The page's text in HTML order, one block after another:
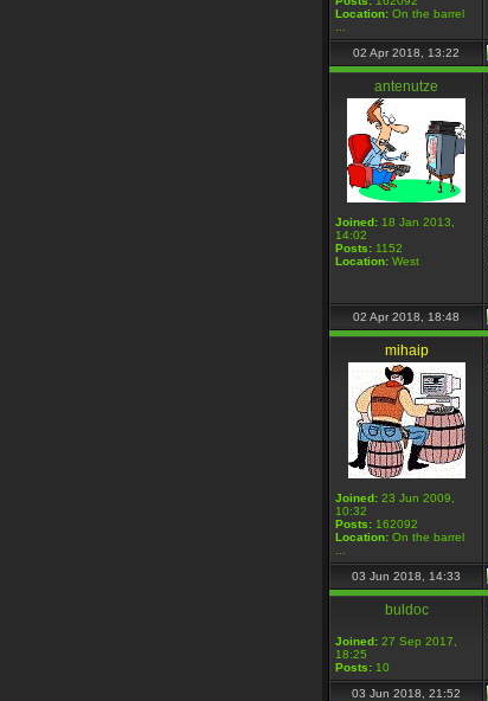
Location: On the barrel
02 Apr 2018, 13:22
antenutze
Joined: 18 Jan 2013,
14:02
Posts: 1152
Location: West
02 Apr 2018, 18:48
mihaip
Joined: 23 Jun 2009,
10:32
Posts: 162092
Location: On the barrel
03 Jun 2018, 14:33
buldoc
Joined: 27 Sep 2017,
18:25
Posts: 10
03 Jun 2018, 21:52